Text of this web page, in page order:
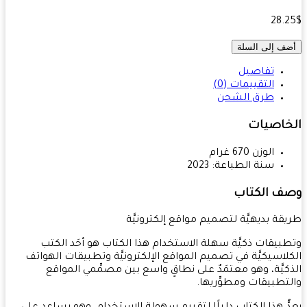
إلى السلة
تفاصيل
التقييمات (0)
طرق الشحن
الوزن 670 غرام
سنة الطباعة: 2023
الكتاب
بديهيَّة لتصميم مواقع إلكترونيَّة
ذكيَّة سهلة الاستخدام هذا الكتاب هو أحَد الكتب
في تصميم المواقع الإلكترونيَّة وتطبيقات الهواتف
وهو معتمَدٌ على نطاقٍ واسع بين مصمِّمي المواقع
ومطوِّريها.